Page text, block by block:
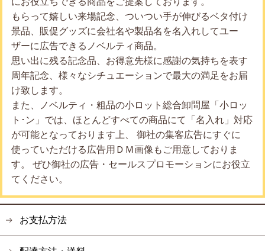
もらって嬉しい来場記念、ついつい手が伸びるベタ付け
景品、販促グッズに会社名や製品名を名入れしてユー
ザーに広告できるノベルティ商品。
思い出に残る記念品、お得意先様に感謝の気持ちを表す
周年記念、様々なシチュエーションで最大の満足をお届
け致します。
また、ノベルティ・粗品の小ロット総合卸問屋「小ロッ
ト･ン」では、ほとんどすべての商品にて「名入れ」対応
が可能となっております上、 御社の集客広告にすぐに
使っていただける広告用ＤＭ画像もご用意しておりま
す。 ぜひ御社の広告・セールスプロモーションにお役立
てください。
お支払方法